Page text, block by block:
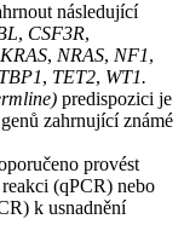
následující
, CSF3R,
KRAS, NRAS, NF1,
, TET2, WT1.
predispozici je
zahrnující známé
provést
(qPCR) nebo
k usnadnění